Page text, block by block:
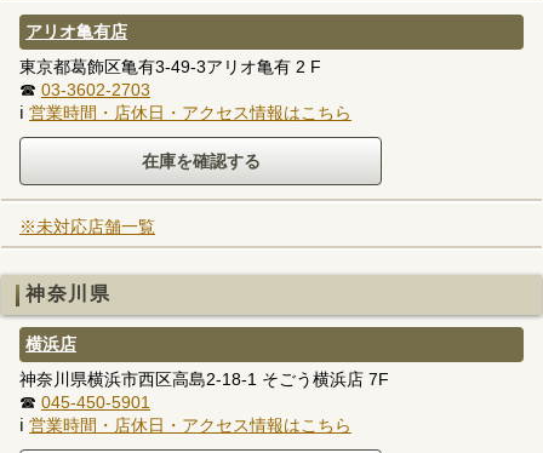
アリオ亀有店
東京都葛飾区亀有3-49-3アリオ亀有 2 F
☎ 03-3602-2703
ℹ 営業時間・店休日・アクセス情報はこちら
※未対応店舗一覧
神奈川県
横浜店
神奈川県横浜市西区高島2-18-1 そごう横浜店 7F
☎ 045-450-5901
ℹ 営業時間・店休日・アクセス情報はこちら